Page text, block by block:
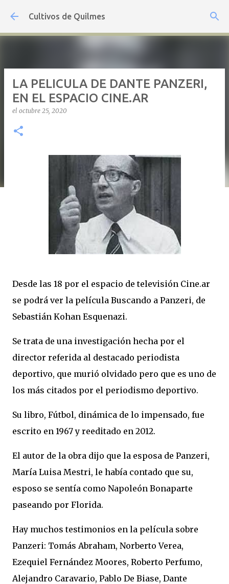
Ir al contenido principal
Cultivos de Quilmes
LA PELICULA DE DANTE PANZERI,
EN EL ESPACIO CINE.AR
el octubre 25, 2020
Desde las 18 por el espacio de televisión Cine.ar
se podrá ver la película Buscando a Panzeri, de
Sebastián Kohan Esquenazi.
Se trata de una investigación hecha por el
director referida al destacado periodista
deportivo, que murió olvidado pero que es uno de
los más citados por el periodismo deportivo.
Su libro, Fútbol, dinámica de lo impensado, fue
escrito en 1967 y reeditado en 2012.
El autor de la obra dijo que la esposa de Panzeri,
María Luisa Mestri, le había contado que su,
esposo se sentía como Napoleón Bonaparte
paseando por Florida.
Hay muchos testimonios en la película sobre
Panzeri: Tomás Abraham, Norberto Verea,
Ezequiel Fernández Moores, Roberto Perfumo,
Alejandro Caravario, Pablo De Biase, Dante